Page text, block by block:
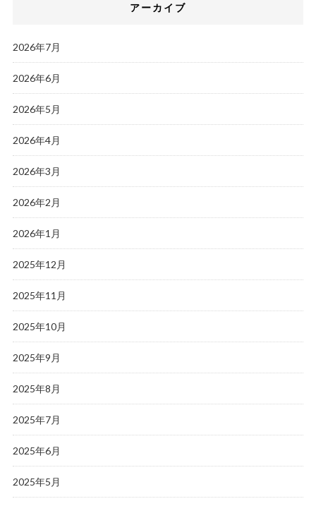
アーカイブ
2026年7月
2026年6月
2026年5月
2026年4月
2026年3月
2026年2月
2026年1月
2025年12月
2025年11月
2025年10月
2025年9月
2025年8月
2025年7月
2025年6月
2025年5月